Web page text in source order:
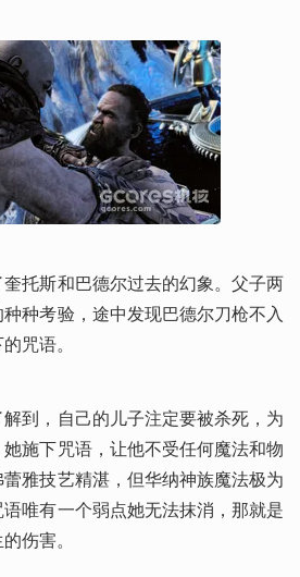
托斯和巴德尔过去的幻象。父子两
种考验，途中发现巴德尔刀枪不入
咒语。
到，自己的儿子注定要被杀死，为
施下咒语，让他不受任何魔法和物
雅技艺精湛，但华纳神族魔法极为
唯有一个弱点她无法抹消，那就是
伤害。